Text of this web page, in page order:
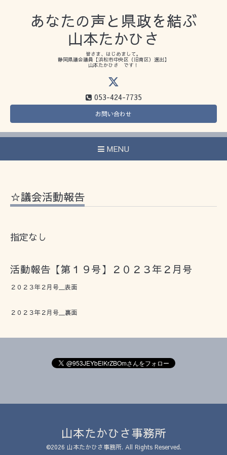
あなたの声と県政を結ぶ
山本たかひさ
皆さま、はじめまして。
静岡県議会議員【浜松市中央区（旧南区）選出】
山本たかひさ です！
053-424-7735
お問い合わせ
MENU
☆議会活動報告
指定なし
活動報告【第１９号】２０２３年２月号
２０２３年２月号＿表面
２０２３年２月号＿裏面
山本たかひさ事務所
©2026 山本たかひさ事務所. All Rights Reserved.